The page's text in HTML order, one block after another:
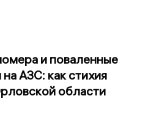
и поваленные
АЗС: как стихия
области